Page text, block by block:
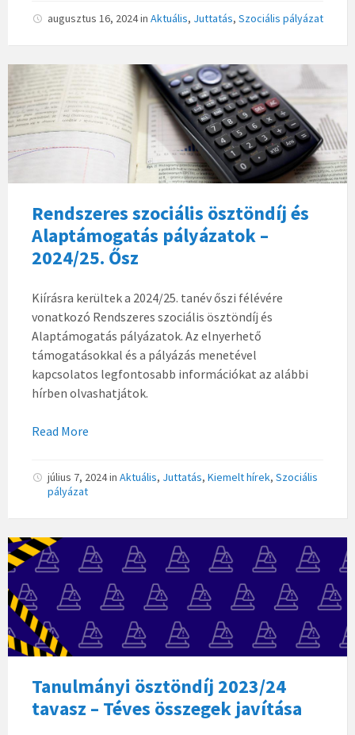
augusztus 16, 2024in Aktuális, Juttatás, Szociális pályázat
Rendszeres szociális ösztöndíj és
Alaptámogatás pályázatok –
2024/25. Ősz
Kiírásra kerültek a 2024/25. tanév őszi félévére
vonatkozó Rendszeres szociális ösztöndíj és
Alaptámogatás pályázatok. Az elnyerhető
támogatásokkal és a pályázás menetével
kapcsolatos legfontosabb információkat az alábbi
hírben olvashatjátok.
Read More
július 7, 2024in Aktuális, Juttatás, Kiemelt hírek, Szociális
pályázat
Tanulmányi ösztöndíj 2023/24
tavasz – Téves összegek javítása